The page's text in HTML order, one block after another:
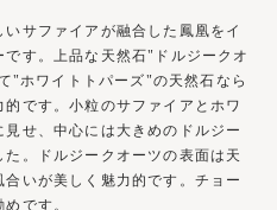
サファイアが融合した鳳凰をイ
す。上品な天然石"ドルジークオ
"ホワイトトパーズ"の天然石なら
です。小粒のサファイアとホワ
せ、中心には大きめのドルジー
。ドルジークオーツの表面は天
いが美しく魅力的です。チョー
です。